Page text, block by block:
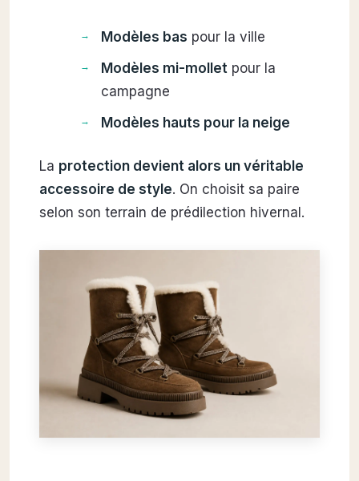
Modèles bas pour la ville
Modèles mi-mollet pour la
campagne
Modèles hauts pour la neige
La protection devient alors un véritable
accessoire de style. On choisit sa paire
selon son terrain de prédilection hivernal.